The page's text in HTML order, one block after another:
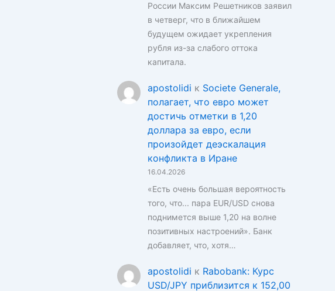
России Максим Решетников заявил
в четверг, что в ближайшем
будущем ожидает укрепления
рубля из-за слабого оттока
капитала.
apostolidi к Societe Generale,
полагает, что евро может
достичь отметки в 1,20
доллара за евро, если
произойдет деэскалация
конфликта в Иране
16.04.2026
«Есть очень большая вероятность
того, что... пара EUR/USD снова
поднимется выше 1,20 на волне
позитивных настроений». Банк
добавляет, что, хотя…
apostolidi к Rabobank: Курс
USD/JPY приблизится к 152,00